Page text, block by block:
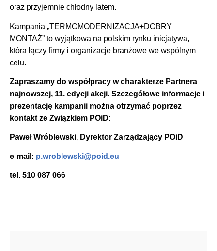
oraz przyjemnie chłodny latem.
Kampania „TERMOMODERNIZACJA+DOBRY
MONTAŻ” to wyjątkowa na polskim rynku inicjatywa,
która łączy firmy i organizacje branżowe we wspólnym
celu.
Zapraszamy do współpracy w charakterze Partnera
najnowszej, 11. edycji akcji. Szczegółowe informacje i
prezentację kampanii można otrzymać poprzez
kontakt ze Związkiem POiD:
Paweł Wróblewski, Dyrektor Zarządzający POiD
e-mail: p.wroblewski@poid.eu
tel. 510 087 066